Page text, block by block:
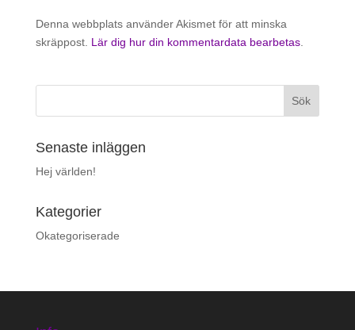
Denna webbplats använder Akismet för att minska
skräppost. Lär dig hur din kommentardata bearbetas.
Senaste inläggen
Hej världen!
Kategorier
Okategoriserade